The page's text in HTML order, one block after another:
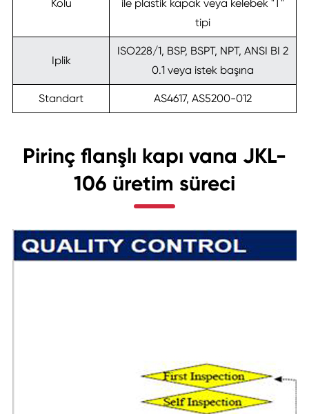
Kolu
ile plastik kapak veya kelebek "T"
tipi
Iplik
ISO228/1, BSP, BSPT, NPT, ANSI BI 2
0.1 veya istek başına
Standart AS4617, AS5200-012
Pirinç flanşlı kapı vana JKL-
106 üretim süreci